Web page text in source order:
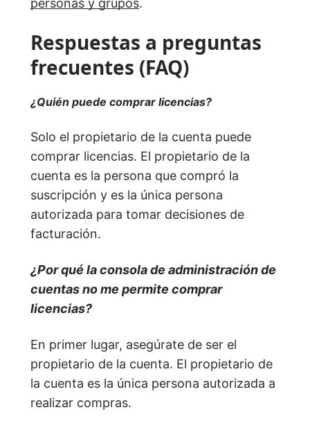
personas y grupos.
Respuestas a preguntas
frecuentes (FAQ)
¿Quién puede comprar licencias?
Solo el propietario de la cuenta puede
comprar licencias. El propietario de la
cuenta es la persona que compró la
suscripción y es la única persona
autorizada para tomar decisiones de
facturación.
¿Por qué la consola de administración de
cuentas no me permite comprar
licencias?
En primer lugar, asegúrate de ser el
propietario de la cuenta. El propietario de
la cuenta es la única persona autorizada a
realizar compras.